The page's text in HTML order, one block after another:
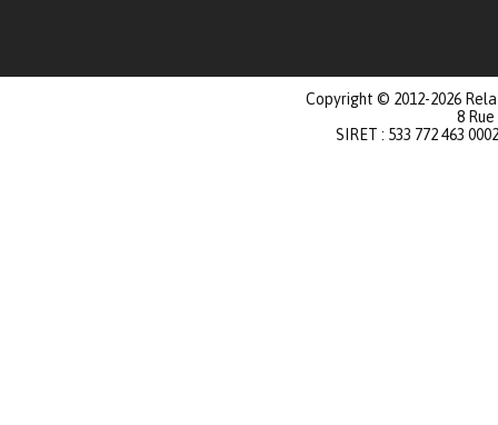
Copyright © 2012-2026
8
SIRET : 533 772 463